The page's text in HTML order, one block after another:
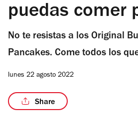
puedas comer
No te resistas a los Original
Pancakes. Come todos los
lunes 22 agosto 2022
Share